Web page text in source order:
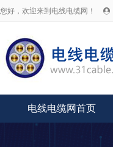
您好，欢迎来到电线电缆网！ 
电线电缆网首页